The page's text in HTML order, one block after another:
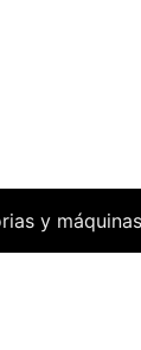
y máquinas